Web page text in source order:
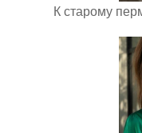
К старому